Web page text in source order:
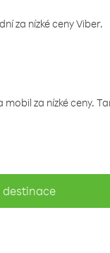
za nízké ceny Viber.
za nízké ceny.
destinace